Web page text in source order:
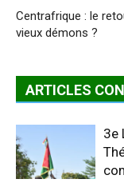
Centrafrique : le
vieux démons ?
ARTICLES
3e